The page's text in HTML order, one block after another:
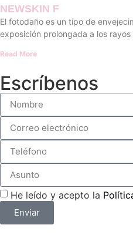
NEWSKIN F
El fotodaño es un tipo de
exposición prolongada a los
Read More
Escríbenos
He leído y acepto la
Enviar